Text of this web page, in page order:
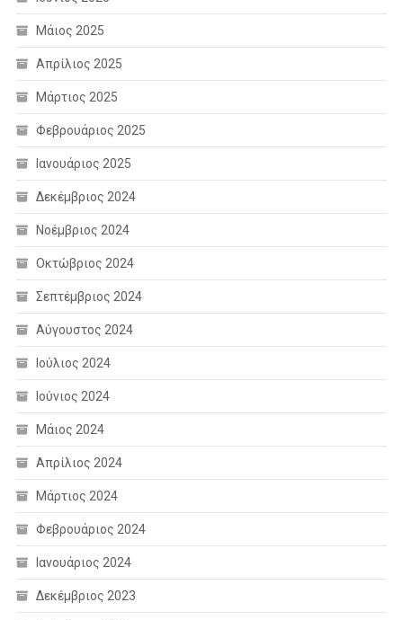
Μάιος 2025
Απρίλιος 2025
Μάρτιος 2025
Φεβρουάριος 2025
Ιανουάριος 2025
Δεκέμβριος 2024
Νοέμβριος 2024
Οκτώβριος 2024
Σεπτέμβριος 2024
Αύγουστος 2024
Ιούλιος 2024
Ιούνιος 2024
Μάιος 2024
Απρίλιος 2024
Μάρτιος 2024
Φεβρουάριος 2024
Ιανουάριος 2024
Δεκέμβριος 2023